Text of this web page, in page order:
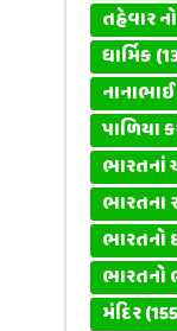
તહેવાર
ધાર્મિક
પાળિયા
ભારતનાં
ભારતના
ભારતનો
ભારતનો
મંદિર